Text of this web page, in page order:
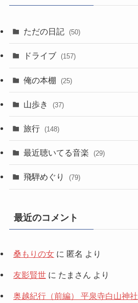
ただの日記 (50)
ドライブ (157)
俺の本棚 (25)
山歩き (37)
旅行 (148)
最近聴いてる音楽 (29)
飛騨めぐり (79)
最近のコメント
桑もりの女に 匿名 より
友影賢世に たまさん より
奥越紀行（前編） 平泉寺白山神社